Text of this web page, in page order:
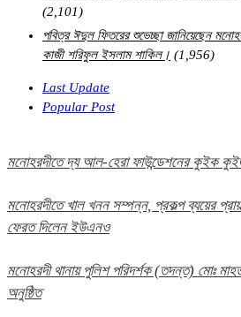
(2,101)
পবিত্র ঈদুল ফিতরের শুভেচ্ছা জানিয়েছেন
কাজী শরিফুল ইসলাম শাকিল। (1,956)
Last Update
Popular Post
মনোহরদীতে দ্য আল-হেরা ফাউন্ডেশনের কুইক
মনোহরদীতে খাল খনন সম্পন্ন, প্রকল্প ব্যয়ের
ফেরত দিলেন ইউএনও
মনোহরদী থানায় পুলিশ পরিদর্শক (তদন্ত) মোঃ
অনুষ্ঠিত